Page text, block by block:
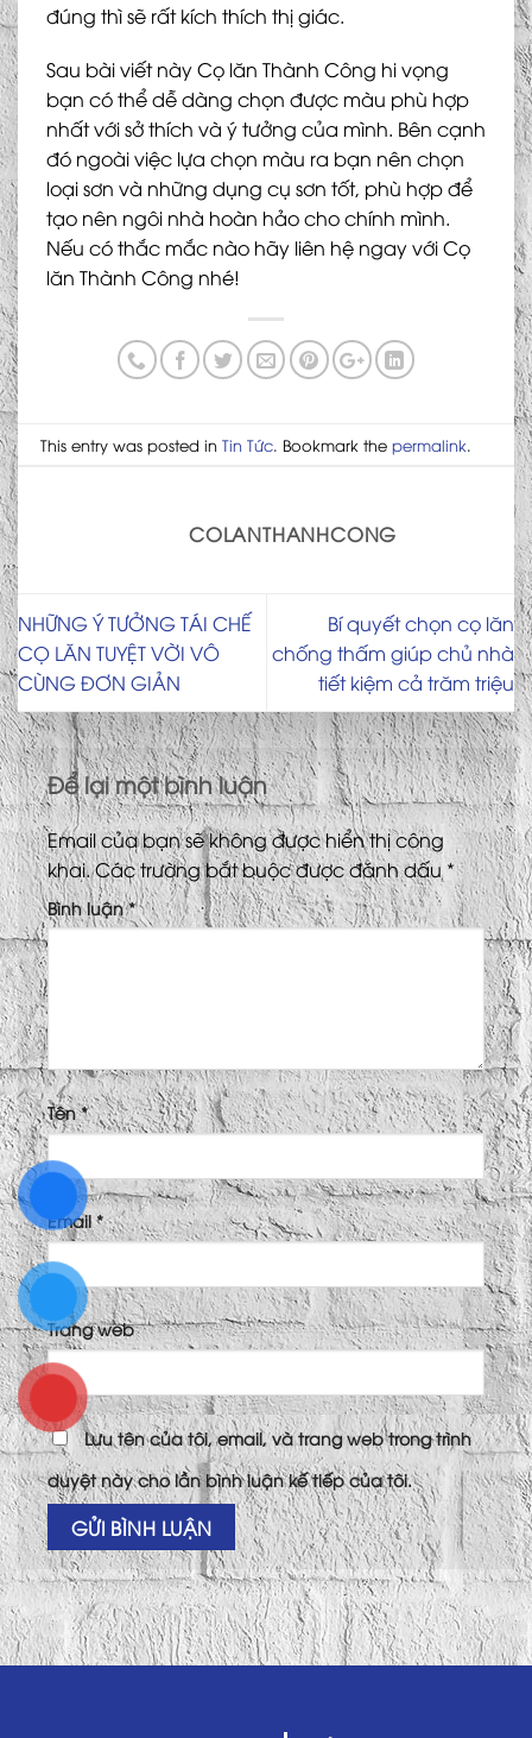
đúng thì sẽ rất kích thích thị giác.
Sau bài viết này Cọ lăn Thành Công hi vọng
bạn có thể dễ dàng chọn được màu phù hợp
nhất với sở thích và ý tưởng của mình. Bên cạnh
đó ngoài việc lựa chọn màu ra bạn nên chọn
loại sơn và những dụng cụ sơn tốt, phù hợp để
tạo nên ngôi nhà hoàn hảo cho chính mình.
Nếu có thắc mắc nào hãy liên hệ ngay với Cọ
lăn Thành Công nhé!
This entry was posted inTin Tức. Bookmark thepermalink.
COLANTHANHCONG
NHỮNG Ý TƯỞNG TÁI CHẾ
CỌ LĂN TUYỆT VỜI VÔ
CÙNG ĐƠN GIẢN
Bí quyết chọn cọ lăn
chống thấm giúp chủ nhà
tiết kiệm cả trăm triệu
Để lại một bình luận
Email của bạn sẽ không được hiển thị công
khai.Các trường bắt buộc được đánh dấu*
Bình luận*
Tên*
Email*
Trang web
Lưu tên của tôi, email, và trang web trong trình
duyệt này cho lần bình luận kế tiếp của tôi.